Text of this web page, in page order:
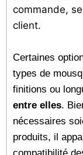
commande,
client.
Certaines
types de
finitions ou
entre elles.
nécessaires
produits, il